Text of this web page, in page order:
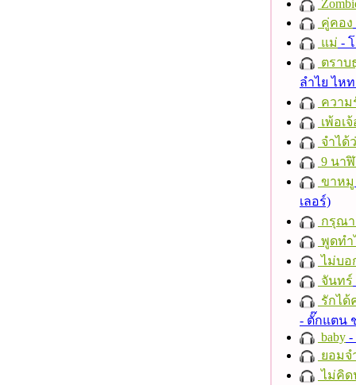
คู่คอง
แม่ -
ตราบ
ลำไย ไห
ความ
เพ้อเ
จำได้
9 นา
ขาหมู
เลอร์)
กรุณา
พูดทำ
ไม่บอ
จันทร์
รักได้
- ตั๊กแตน
baby -
ยอม
ไม่คิด